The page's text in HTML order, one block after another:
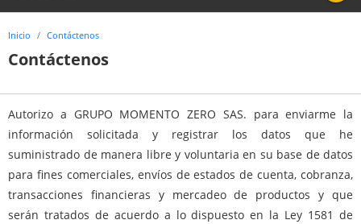
Inicio Contáctenos
Contáctenos
Autorizo a GRUPO MOMENTO ZERO SAS. para enviarme la
información solicitada y registrar los datos que he
suministrado de manera libre y voluntaria en su base de datos
para fines comerciales, envíos de estados de cuenta, cobranza,
transacciones financieras y mercadeo de productos y que
serán tratados de acuerdo a lo dispuesto en la Ley 1581 de